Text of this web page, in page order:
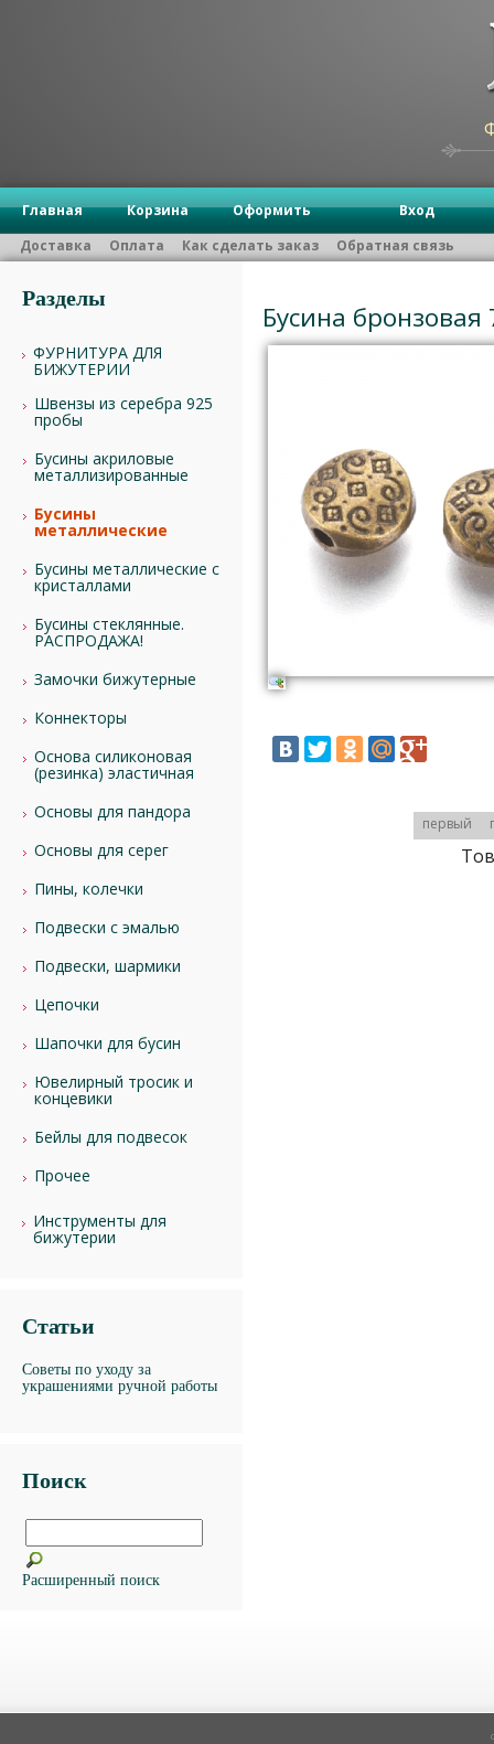
Главная Корзина Оформить
Вход
Доставка
Оплата Как сделать заказ Обратная связь
Разделы
ФУРНИТУРА ДЛЯ
БИЖУТЕРИИ
Швензы из серебра 925
пробы
Бусины акриловые
металлизированные
Бусины
металлические
Бусины металлические с
кристаллами
Бусины стеклянные.
РАСПРОДАЖА!
Замочки бижутерные
Коннекторы
Основа силиконовая
(резинка) эластичная
Основы для пандора
Основы для серег
Пины, колечки
Подвески с эмалью
Подвески, шармики
Цепочки
Шапочки для бусин
Ювелирный тросик и
концевики
Бейлы для подвесок
Прочее
Инструменты для
бижутерии
Статьи
Советы по уходу за
украшениями ручной работы
Поиск
Расширенный поиск
Бусина
первый